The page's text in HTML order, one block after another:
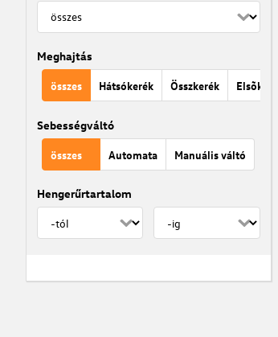
Meghajtás
összes Hátsókerék Összkerék Elsõkerék
Sebességváltó
összes Automata Manuális váltó
Hengerűrtartalom